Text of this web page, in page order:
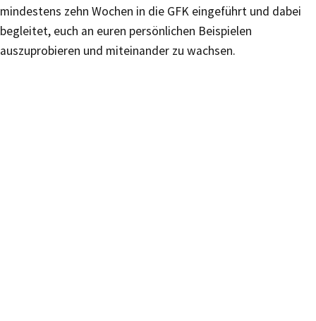
mindestens zehn Wochen in die GFK eingeführt und dabei
begleitet, euch an euren persönlichen Beispielen
auszuprobieren und miteinander zu wachsen.